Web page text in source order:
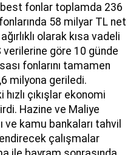
fonlar toplamda 236
58 milyar TL net
olarak kısa vadeli
verilerine göre 10 günde
fonlarını tamamen
milyona geriledi.
çıkışlar ekonomi
Hazine ve Maliye
ve kamu bankaları tahvil
çalışmalar